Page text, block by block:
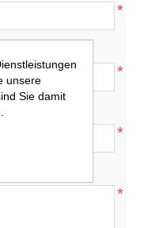
*
*
*
*
unsere
Sie damit